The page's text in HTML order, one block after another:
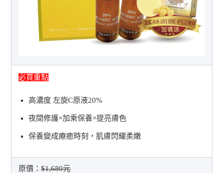
必買重點
高濃度 左旋C原液20%
夜間修護×加乘保養×提亮膚色
保養變成療癒時刻，肌膚閃耀柔嫩
原價：$1,680元